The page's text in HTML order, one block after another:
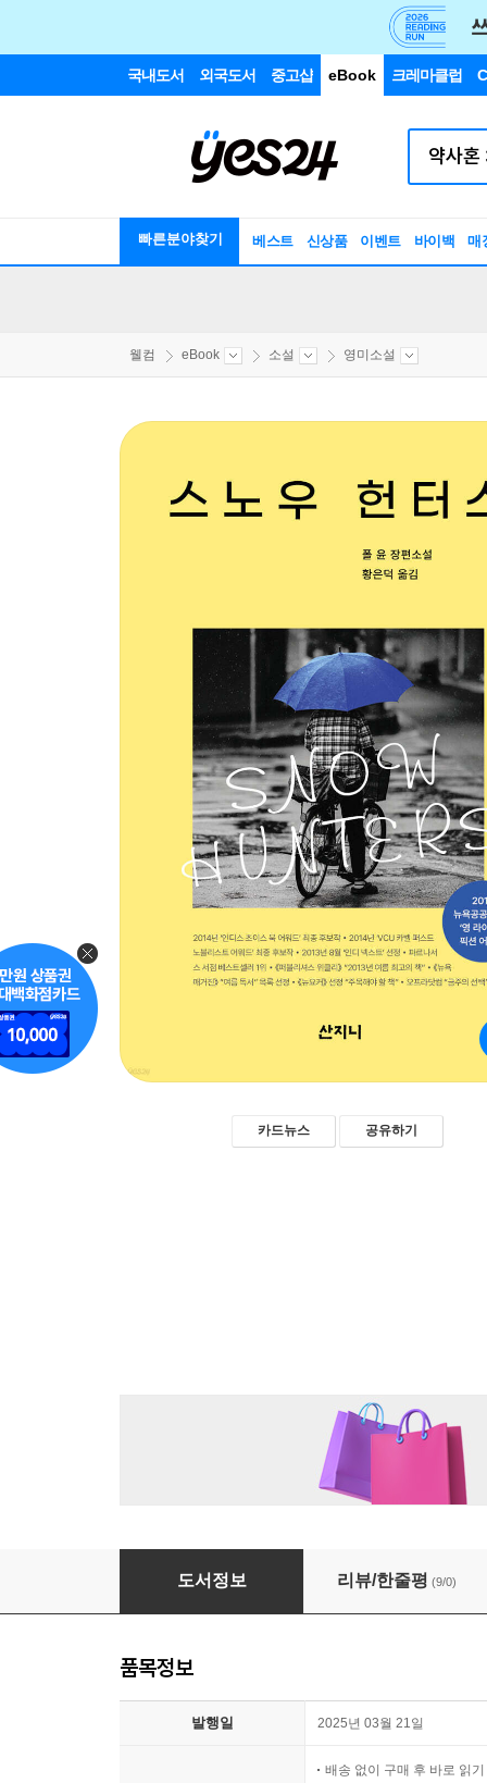
국내도서 외국도서 중고샵 eBook 크레마클럽
빠른분야찾기 베스트 신상품 이벤트 바이백 매
웰컴 eBook 소설 영미소설
카드뉴스 공유하기
스노우 헌터스
도서정보 리뷰/한줄평 (9/0)
품목정보
발행일 2025년 03월 21일
배송 없이 구매 후 바로 읽기